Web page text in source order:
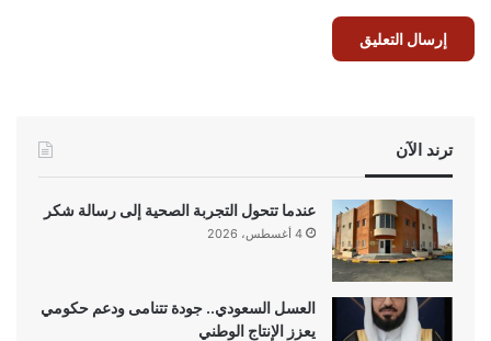
ترند الآن
عندما تتحول التجربة الصحية إلى رسالة شكر
4 أغسطس، 2026
العسل السعودي.. جودة تتنامى ودعم حكومي
يعزز الإنتاج الوطني